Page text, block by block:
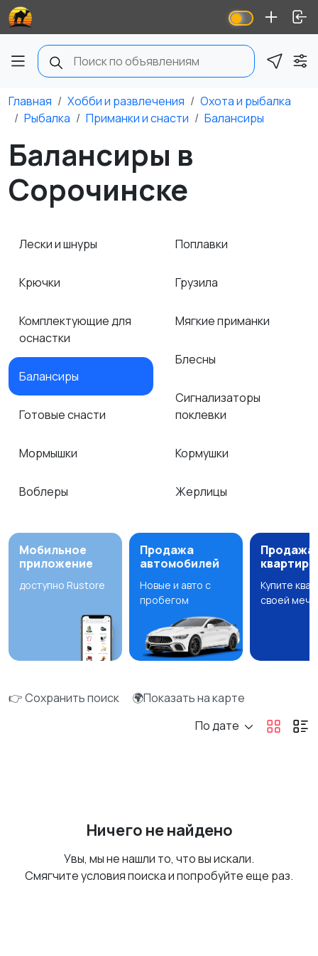
Главная Хобби и развлечения
Охота и рыбалка
Рыбалка
Приманки и снасти Балансиры
Балансиры в
Сорочинске
Лески и шнуры
Крючки
Комплектующие для
оснастки
Балансиры
Готовые снасти
Мормышки
Воблеры
Поплавки
Грузила
Мягкие приманки
Блесны
Сигнализаторы
поклевки
Кормушки
Жерлицы
Мобильное
приложение
доступно Rustore
Продажа
автомобилей
Новые и авто с
пробегом
Продажа
квартир
Купите
своей
👉 Сохранить поиск
🌍Показать на карте
По дате
Ничего не найдено
Увы, мы не нашли то, что вы искали.
Смягчите условия поиска и попробуйте еще раз.